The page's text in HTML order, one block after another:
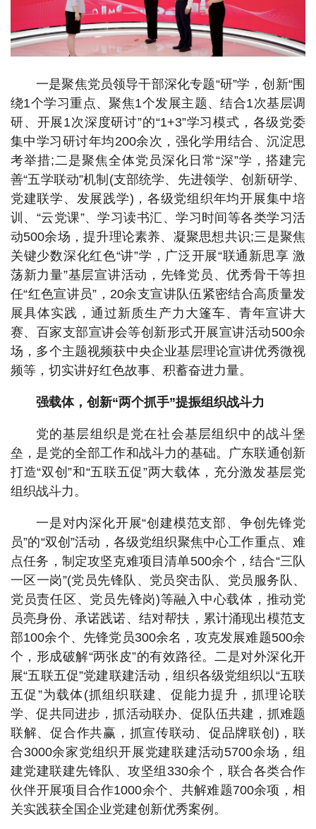
一是聚焦党员领导干部深化专题“研”学，创新“围
绕1个学习重点、聚焦1个发展主题、结合1次基层调
研、开展1次深度研讨”的“1+3”学习模式，各级党委
集中学习研讨年均200余次，强化学用结合、沉淀思
考举措;二是聚焦全体党员深化日常“深”学，搭建完
善“五学联动”机制(支部统学、先进领学、创新研学、
党建联学、发展践学)，各级党组织年均开展集中培
训、“云党课”、学习读书汇、学习时间等各类学习活
动500余场，提升理论素养、凝聚思想共识;三是聚焦
关键少数深化红色“讲”学，广泛开展“联通新思享 激
荡新力量”基层宣讲活动，先锋党员、优秀骨干等担
任“红色宣讲员”，20余支宣讲队伍紧密结合高质量发
展具体实践，通过新质生产力大篷车、青年宣讲大
赛、百家支部宣讲会等创新形式开展宣讲活动500余
场，多个主题视频获中央企业基层理论宣讲优秀微视
频等，切实讲好红色故事、积蓄奋进力量。
强载体，创新“两个抓手”提振组织战斗力
党的基层组织是党在社会基层组织中的战斗堡
垒，是党的全部工作和战斗力的基础。广东联通创新
打造“双创”和“五联五促”两大载体，充分激发基层党
组织战斗力。
一是对内深化开展“创建模范支部、争创先锋党
员”的“双创”活动，各级党组织聚焦中心工作重点、难
点任务，制定攻坚克难项目清单500余个，结合“三队
一区一岗”(党员先锋队、党员突击队、党员服务队、
党员责任区、党员先锋岗)等融入中心载体，推动党
员亮身份、承诺践诺、结对帮扶，累计涌现出模范支
部100余个、先锋党员300余名，攻克发展难题500余
个，形成破解“两张皮”的有效路径。二是对外深化开
展“五联五促”党建联建活动，组织各级党组织以“五联
五促”为载体(抓组织联建、促能力提升，抓理论联
学、促共同进步，抓活动联办、促队伍共建，抓难题
联解、促合作共赢，抓宣传联动、促品牌联创)，联
合3000余家党组织开展党建联建活动5700余场，组
建党建联建先锋队、攻坚组330余个，联合各类合作
伙伴开展项目合作1000余个、共解难题700余项，相
关实践获全国企业党建创新优秀案例。